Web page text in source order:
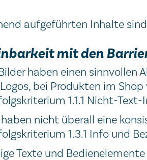
aufgeführten Inhalte
mit den
haben einen sinnvollen
bei Produkten im
1.1.1 Nicht-
haben nicht überall eine
1.3.1 Info und
Texte und